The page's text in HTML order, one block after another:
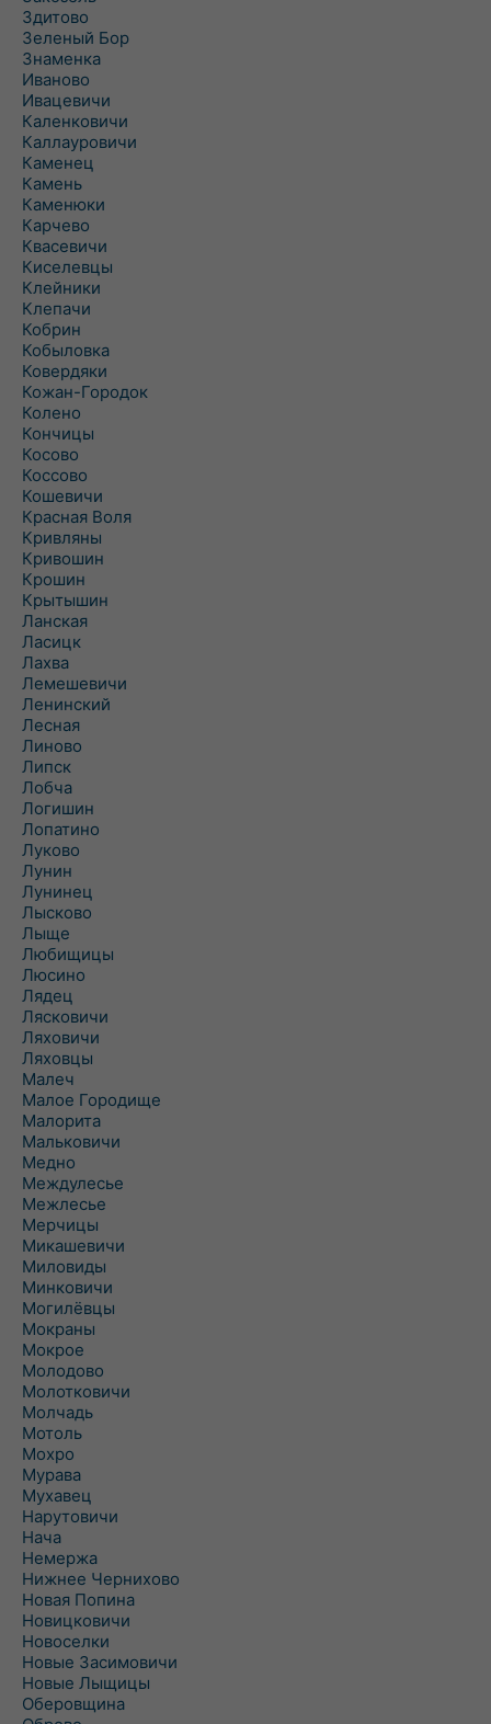
Здитово
Зеленый Бор
Знаменка
Иваново
Ивацевичи
Каленковичи
Каллауровичи
Каменец
Камень
Каменюки
Карчево
Квасевичи
Киселевцы
Клейники
Клепачи
Кобрин
Кобыловка
Ковердяки
Кожан-Городок
Колено
Кончицы
Косово
Коссово
Кошевичи
Красная Воля
Кривляны
Кривошин
Крошин
Крытышин
Ланская
Ласицк
Лахва
Лемешевичи
Ленинский
Лесная
Линово
Липск
Лобча
Логишин
Лопатино
Луково
Лунин
Лунинец
Лысково
Лыще
Любищицы
Люсино
Лядец
Лясковичи
Ляховичи
Ляховцы
Малеч
Малое Городище
Малорита
Мальковичи
Медно
Междулесье
Межлесье
Мерчицы
Микашевичи
Миловиды
Минковичи
Могилёвцы
Мокраны
Мокрое
Молодово
Молотковичи
Молчадь
Мотоль
Мохро
Мурава
Мухавец
Нарутовичи
Нача
Немержа
Нижнее Чернихово
Новая Попина
Новицковичи
Новоселки
Новые Засимовичи
Новые Лыщицы
Оберовщина